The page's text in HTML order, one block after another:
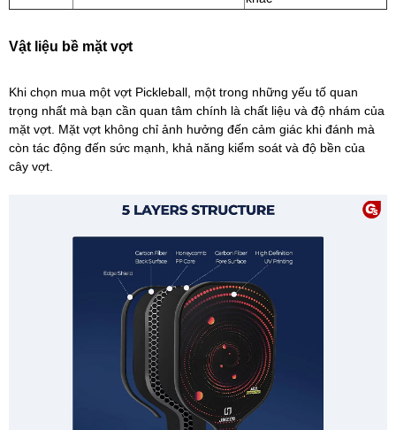
Vật liệu bề mặt vợt
Khi chọn mua một vợt Pickleball, một trong những yếu tố quan
trọng nhất mà bạn cần quan tâm chính là chất liệu và độ nhám của
mặt vợt. Mặt vợt không chỉ ảnh hưởng đến cảm giác khi đánh mà
còn tác động đến sức mạnh, khả năng kiểm soát và độ bền của
cây vợt.